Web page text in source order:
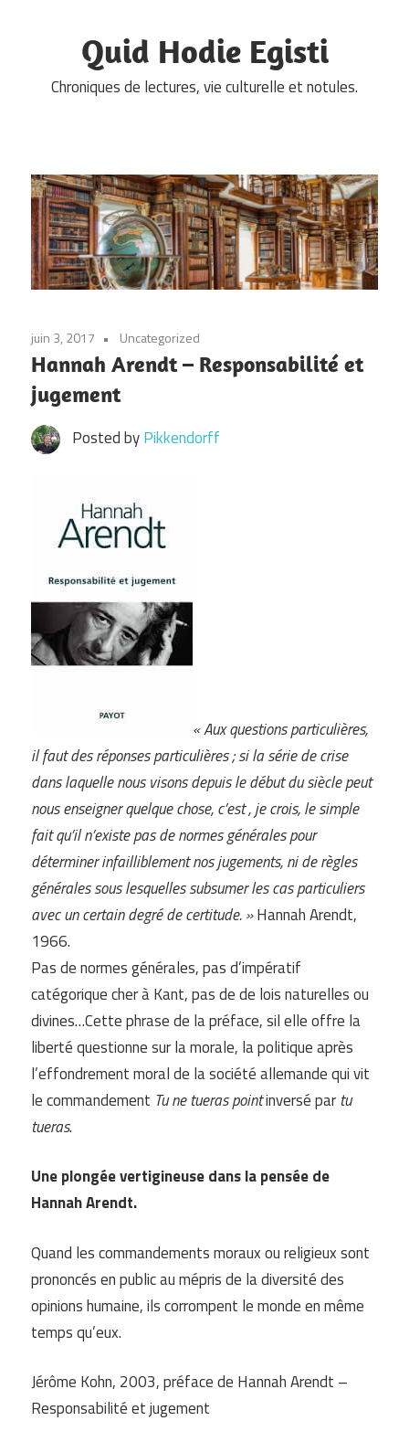
Quid Hodie Egisti
Chroniques de lectures, vie culturelle et notules.
juin 3, 2017 Uncategorized
Hannah Arendt – Responsabilité et
jugement
Posted byPikkendorff
« Aux questions particulières,
il faut des réponses particulières ; si la série de crise
dans laquelle nous visons depuis le début du siècle peut
nous enseigner quelque chose, c’est , je crois, le simple
fait qu’il n’existe pas de normes générales pour
déterminer infailliblement nos jugements, ni de règles
générales sous lesquelles subsumer les cas particuliers
avec un certain degré de certitude. »Hannah Arendt,
1966.
Pas de normes générales, pas d’impératif
catégorique cher à Kant, pas de de lois naturelles ou
divines…Cette phrase de la préface, sil elle offre la
liberté questionne sur la morale, la politique après
l’effondrement moral de la société allemande qui vit
le commandement Tu ne tueras pointinversé partu
tueras.
Une plongée vertigineuse dans la pensée de
Hannah Arendt.
Quand les commandements moraux ou religieux sont
prononcés en public au mépris de la diversité des
opinions humaine, ils corrompent le monde en même
temps qu’eux.
Jérôme Kohn, 2003, préface de Hannah Arendt –
Responsabilité et jugement